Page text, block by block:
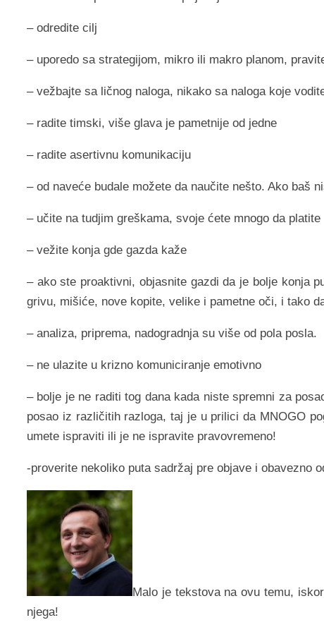
– odredite cilj
– uporedo sa strategijom, mikro ili makro planom,
– vežbajte sa ličnog naloga, nikako sa naloga koje
– radite timski, više glava je pametnije od jedne
– radite asertivnu komunikaciju
– od naveće budale možete da naučite nešto. Ako baš
– učite na tudjim greškama, svoje ćete mnogo da platite
– vežite konja gde gazda kaže
– ako ste proaktivni, objasnite gazdi da je bolje konja
grivu, mišiće, nove kopite, velike i pametne oči, i tako
– analiza, priprema, nadogradnja su više od pola posla.
– ne ulazite u krizno komuniciranje emotivno
– bolje je ne raditi tog dana kada niste spremni za
posao iz različitih razloga, taj je u prilici da MNOGO
umete ispraviti ili je ne ispravite pravovremeno!
-proverite nekoliko puta sadržaj pre objave i obavezno
Malo je tekstova na ovu temu,
njega!